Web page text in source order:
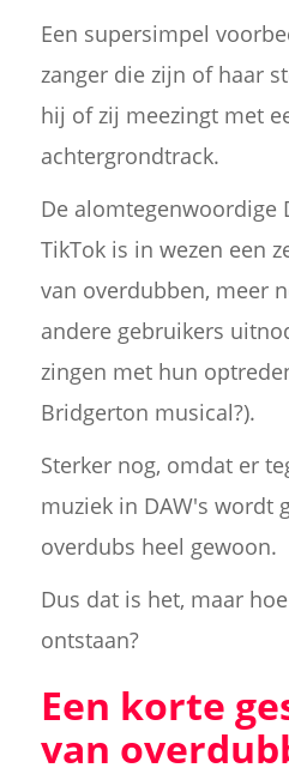
Een supersimpel
zanger die zijn of haar
hij of zij meezingt met
achtergrondtrack.
De alomtegenwoordige
TikTok is in wezen een
van overdubben, meer
andere gebruikers
zingen met hun
Bridgerton musical?).
Sterker nog, omdat er
muziek in DAW's wordt
overdubs heel gewoon.
Dus dat is het, maar
ontstaan?
Een korte
van